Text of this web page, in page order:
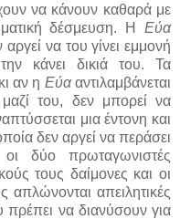
να κάνουν καθαρά με
δέσμευση. Η Εύα
να του γίνει εμμονή
κάνει δικιά του. Τα
αν η Εύααντιλαμβάνεται
του, δεν μπορεί να
μια έντονη και
δεν αργεί να περάσει
δύο πρωταγωνιστές
τους δαίμονες και οι
απλώνονται απειλητικές
να διανύσουν για